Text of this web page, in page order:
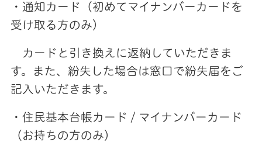
・通知カード（初めてマイナンバーカードを
受け取る方のみ）
カードと引き換えに返納していただきま
す。また、紛失した場合は窓口で紛失届をご
記入いただきます。
・住民基本台帳カード / マイナンバーカード
（お持ちの方のみ）